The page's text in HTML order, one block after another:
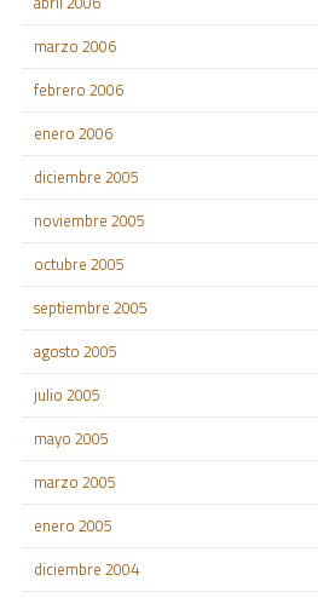
marzo 2006
febrero 2006
enero 2006
diciembre 2005
noviembre 2005
octubre 2005
septiembre 2005
agosto 2005
julio 2005
mayo 2005
marzo 2005
enero 2005
diciembre 2004